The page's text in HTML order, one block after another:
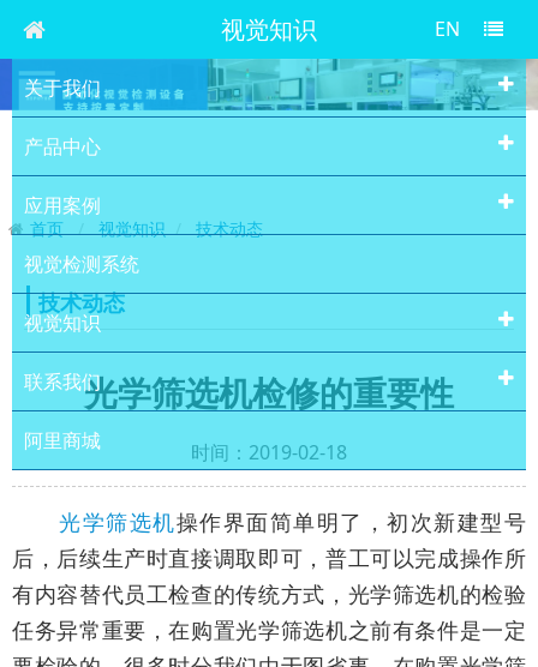
视觉知识 EN
关于我们
产品中心
应用案例
视觉检测系统
视觉知识
联系我们
阿里商城
首页 视觉知识 技术动态
技术动态
光学筛选机检修的重要性
时间：2019-02-18
光学筛选机操作界面简单明了，初次新建型号
后，后续生产时直接调取即可，普工可以完成操作所
有内容替代员工检查的传统方式，光学筛选机的检验
任务异常重要，在购置光学筛选机之前有条件是一定